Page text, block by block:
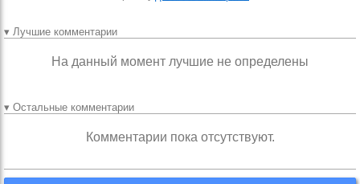
▾ Лучшие комментарии
На данный момент лучшие не определены
▾ Остальные комментарии
Комментарии пока отсутствуют.